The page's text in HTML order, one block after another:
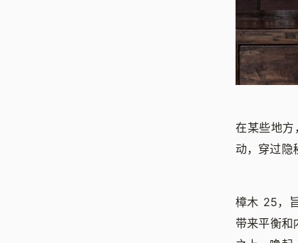
在某些地
动，穿过隐
樟木 25，
带来平衡和